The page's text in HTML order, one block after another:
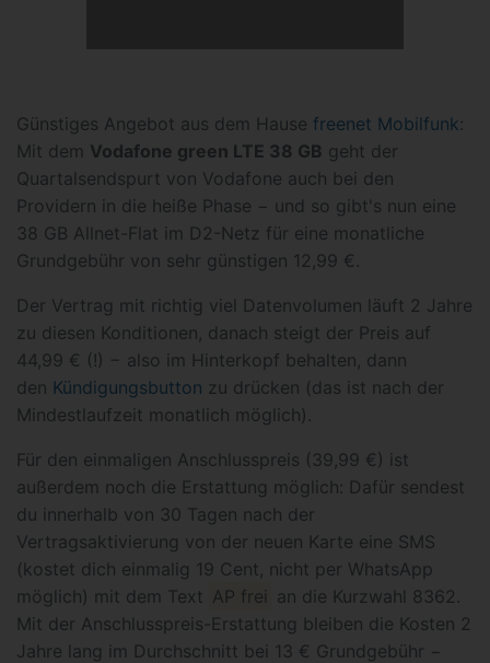
Günstiges Angebot aus dem Hause freenet Mobilfunk:
Mit dem Vodafone green LTE 38 GB geht der
Quartalsendspurt von Vodafone auch bei den
Providern in die heiße Phase − und so gibt's nun eine
38 GB Allnet-Flat im D2-Netz für eine monatliche
Grundgebühr von sehr günstigen 12,99 €.
Der Vertrag mit richtig viel Datenvolumen läuft 2 Jahre
zu diesen Konditionen, danach steigt der Preis auf
44,99 € (!) − also im Hinterkopf behalten, dann
den Kündigungsbutton zu drücken (das ist nach der
Mindestlaufzeit monatlich möglich).
Für den einmaligen Anschlusspreis (39,99 €) ist
außerdem noch die Erstattung möglich: Dafür sendest
du innerhalb von 30 Tagen nach der
Vertragsaktivierung von der neuen Karte eine SMS
(kostet dich einmalig 19 Cent, nicht per WhatsApp
möglich) mit dem Text AP frei
an die Kurzwahl 8362.
Mit der Anschlusspreis-Erstattung bleiben die Kosten 2
Jahre lang im Durchschnitt bei 13 € Grundgebühr −